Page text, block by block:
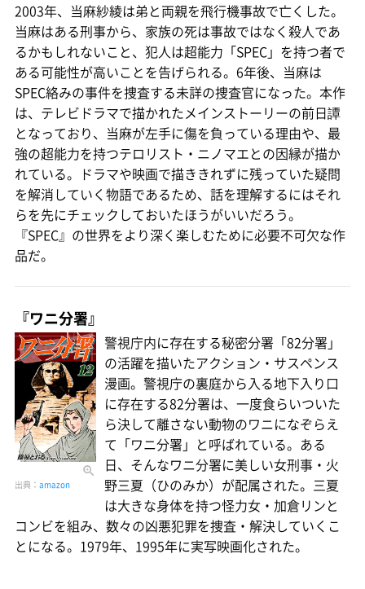
2003年、当麻紗綾は弟と両親を飛行機事故で亡くした。
当麻はある刑事から、家族の死は事故ではなく殺人であ
るかもしれないこと、犯人は超能力「SPEC」を持つ者で
ある可能性が高いことを告げられる。6年後、当麻は
SPEC絡みの事件を捜査する未詳の捜査官になった。本作
は、テレビドラマで描かれたメインストーリーの前日譚
となっており、当麻が左手に傷を負っている理由や、最
強の超能力を持つテロリスト・ニノマエとの因縁が描か
れている。ドラマや映画で描ききれずに残っていた疑問
を解消していく物語であるため、話を理解するにはそれ
らを先にチェックしておいたほうがいいだろう。
『SPEC』の世界をより深く楽しむために必要不可欠な作
品だ。
『ワニ分署』
出典： amazon
警視庁内に存在する秘密分署「82分署」
の活躍を描いたアクション・サスペンス
漫画。警視庁の裏庭から入る地下入り口
に存在する82分署は、一度食らいついた
ら決して離さない動物のワニになぞらえ
て「ワニ分署」と呼ばれている。ある
日、そんなワニ分署に美しい女刑事・火
野三夏（ひのみか）が配属された。三夏
は大きな身体を持つ怪力女・加倉リンと
コンビを組み、数々の凶悪犯罪を捜査・解決していくこ
とになる。1979年、1995年に実写映画化された。